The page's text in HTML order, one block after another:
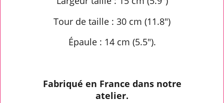
Tour de taille : 30 cm (11.8")
Épaule : 14 cm (5.5").
Fabriqué en France dans notre
atelier.